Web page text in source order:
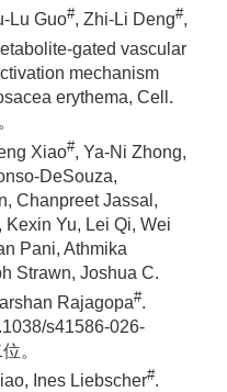
Lu Guo#, Zhi-Li Deng#,
gated vascular
mechanism
erythema, Cell.
Xiao#, Ya-Ni Zhong,
DeSouza,
Chanpreet Jassal,
Yu, Lei Qi, Wei
Pani, Athmika
Strawn, Joshua C.
Rajagopa#.
s41586-026-
。
Ines Liebscher#.